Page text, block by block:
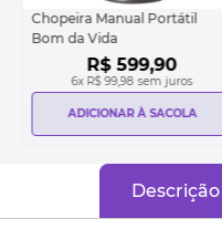
Chopeira Manual Portátil
Bom da Vida
R$ 599,90
6x R$ 99,98 sem juros
ADICIONAR À SACOLA
Descrição